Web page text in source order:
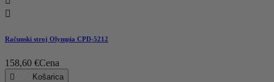

Računski stroj Olympia CPD-5212
158,60 €Cena
 Košarica